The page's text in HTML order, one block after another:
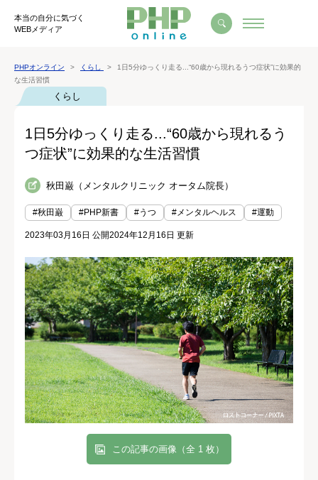
本当の自分に気づく
WEBメディア
PHPオンライン くらし
1日5分ゆっくり走る...“60歳から現れるうつ症状”に効果的
な生活習慣
くらし
1日5分ゆっくり走る...“60歳から現れるう
つ症状”に効果的な生活習慣
秋田巌（メンタルクリニック オータム院長）
#秋田巌 #PHP新書 #うつ #メンタルヘルス #運動
2023年03月16日 公開2024年12月16日 更新
この記事の画像（全 1 枚）